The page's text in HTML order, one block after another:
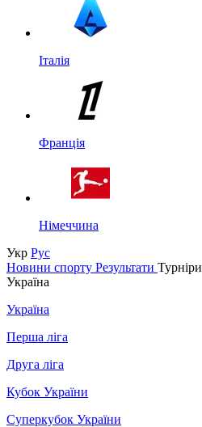
Італія
Франція
Німеччина
Укр Рус
Новини спорту Результати Турніри
Україна
Україна
Перша ліга
Друга ліга
Кубок України
Суперкубок України